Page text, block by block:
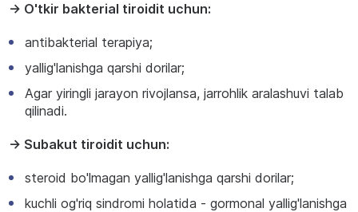
→ O'tkir bakterial tiroidit uchun:
antibakterial terapiya;
yallig'lanishga qarshi dorilar;
Agar yiringli jarayon rivojlansa, jarrohlik aralashuvi talab
qilinadi.
→ Subakut tiroidit uchun:
steroid bo'lmagan yallig'lanishga qarshi dorilar;
kuchli og'riq sindromi holatida - gormonal yallig'lanishga